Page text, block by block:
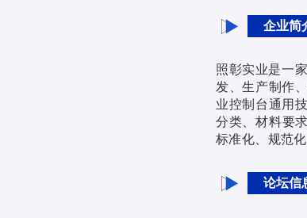
企业简
照彰实业是一
发、生产制作
业控制台通用
分类、材料要
标准化、规范
论坛信